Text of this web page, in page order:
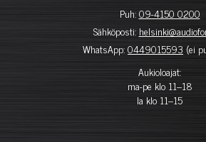
Puh:09-4150 0200
Sähköposti:
WhatsApp:0449015593 (ei
Aukioloajat:
ma-pe klo 11–18
la klo 11–15